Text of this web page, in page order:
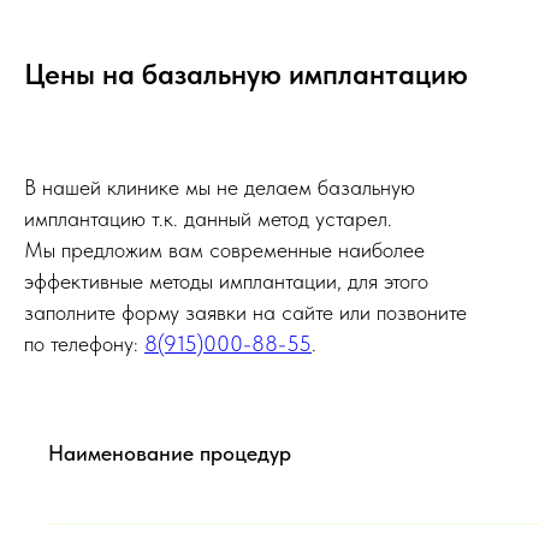
Цены на базальную имплантацию
В нашей клинике мы не делаем базальную
имплантацию т.к. данный метод устарел.
Мы предложим вам современные наиболее
эффективные методы имплантации, для этого
заполните форму заявки на сайте или позвоните
по телефону: 8(915)000-88-55.
Наименование процедур
года опыта
Михайлова
Наталья Геннадьевна